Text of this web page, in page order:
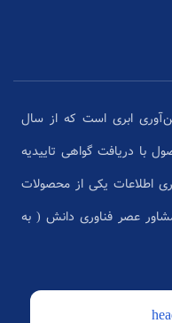
ابری است که از سال
با دریافت گواهی تاییدیه
فناوری اطلاعات یکی از محصولات
عصر فناوری دانش ( به